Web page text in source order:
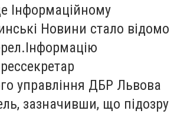
Інформаційному
Новини стало відомо
управління ДБР Львова
зазначивши, що підозру